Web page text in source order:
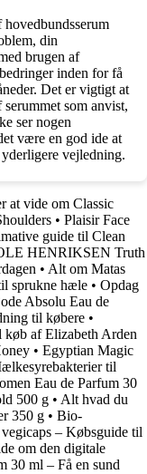
hovedbundsserum
din
brugen af
inden for få
Det er vigtigt at
som anvist,
ser nogen
være en god ide at
vejledning.
at vide om Classic
• Plaisir Face
guide til Clean
HENRIKSEN Truth
• Alt om Matas
sprukne hæle • Opdag
Absolu Eau de
til købere •
køb af Elizabeth Arden
• Egyptian Magic
til
Eau de Parfum 30
500 g • Alt hvad du
350 g • Bio-
– Købsguide til
om den digitale
30 ml – Få en sund